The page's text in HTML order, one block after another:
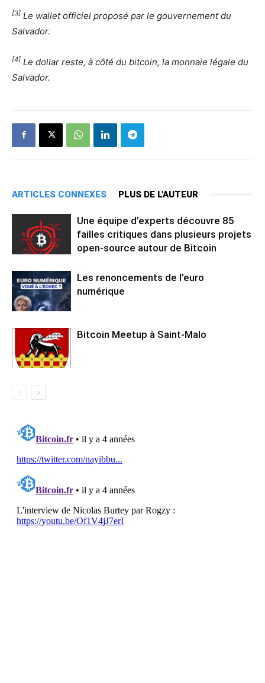
[3] Le wallet officiel proposé par le gouvernement du
Salvador.
[4] Le dollar reste, à côté du bitcoin, la monnaie légale du
Salvador.
ARTICLES CONNEXES PLUS DE L'AUTEUR
Une équipe d’experts découvre 85
failles critiques dans plusieurs projets
open-source autour de Bitcoin
Les renoncements de l’euro
numérique
Bitcoin Meetup à Saint-Malo